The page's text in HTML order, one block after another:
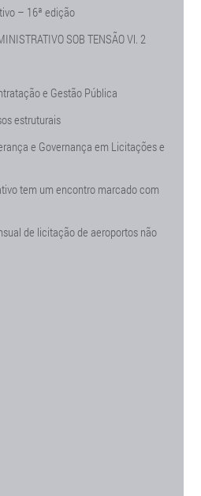
– 16ª edição
SOB TENSÃO Vl. 2
e Gestão Pública
estruturais
e Governança em Licitações e
tem um encontro marcado com
de licitação de aeroportos não